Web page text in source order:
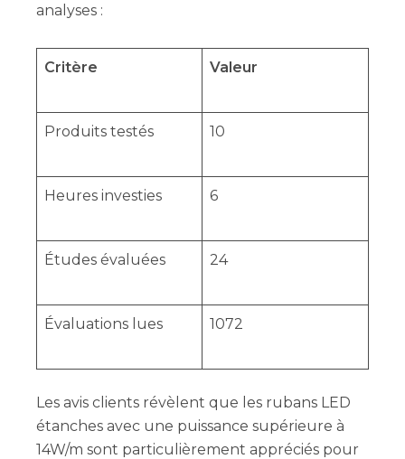
analyses :
Critère Valeur
Produits testés 10
Heures investies 6
Études évaluées 24
Évaluations lues 1072
Les avis clients révèlent que les rubans LED
étanches avec une puissance supérieure à
14W/m sont particulièrement appréciés pour